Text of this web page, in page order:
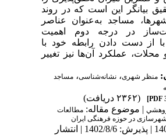
بیانگر این است که در روند
مساجد به‌عنوان عناصر
در درجه دوم اهمیت
از دست دادن رابطه خود با
عملکرد آن‌ها نیز تغییر
منظر شهری، نشانه‌شناسی، مساجد
(۲۳۶۲ دریافت)
| موضوع مقاله: مطالعات
در حوزه فرهنگی ایران
دریافت: 1402/6/9 | پذیرش: 1402/8/6 | انتشار